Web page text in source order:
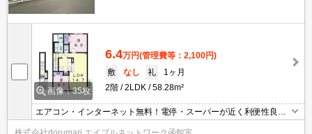
画像：35枚
6.4万円(管理費等：2,100円)
敷
なし 礼
1ヶ月
2階
2LDK 58.28m²
エアコン・インターネット無料！電停・スーパーが近く利便性良